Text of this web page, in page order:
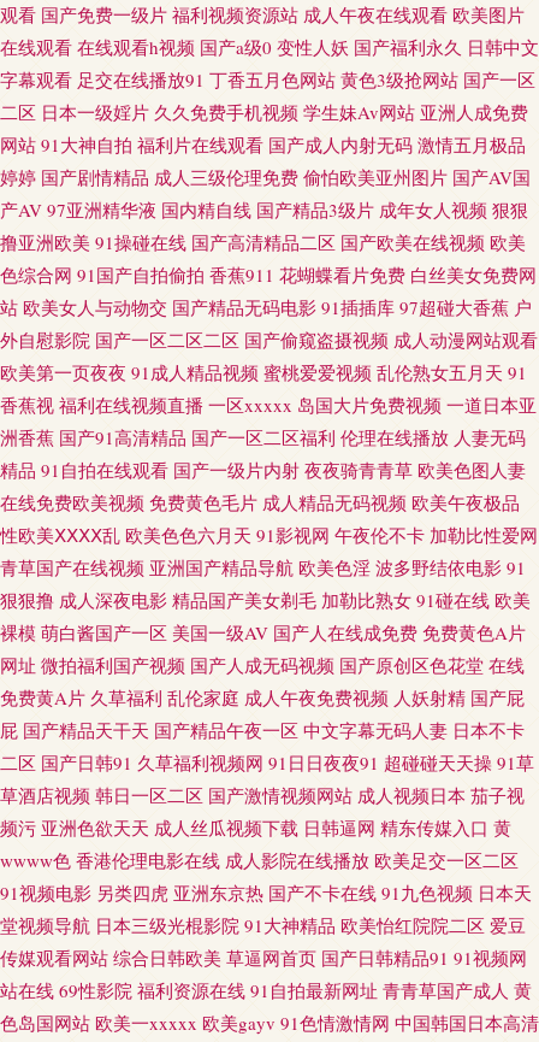
热天天草 www91极品 亚洲毛片网站 91九色熟女泻火 国产红杏导航 午夜激情
福利社 国产精品多乙 午夜色色Av AV在线久草 后入黑丝高跟美女 欧美性爱
快播 操操干干 日日夜夜欢毛片 福利视频合集 欧美在线电影群P 91九色拳交
午夜无码导航 91啦九色绿帽 九九精品九九国产 性爱色图日本午夜 操欧美B
黄色A片网址 色色干新网 91Va久久 青青青操网站 抖阴精品在线大全 深夜福
利网 91蜜桃吴梦梦 超碰人人按 久草老女合集在线 日韩超鹏在线 91视频免费
网址 超碰97人人网 激情婷婷网 欧美性爱午夜影院 日韩情爱网 91爱搞屄
wwwwww日本 男人天堂狠狠操 婷婷六月天电影 97人人人人人 豆花传媒91
狠狠淫97超碰 日韩三级av 91黄色网入口一 ts色av 福利社免费视频 黄色片之
午夜播放 日韩五码 一本道大香蕉伊人 国产人妖网站 人人妻人人视频 97成人
自拍 国产日韩一二三区 黄色A级做爱影视 麻豆性爱网 日本道a不卡 wwwcom
黄色 精品成人亚洲 日本天堂一区 性爱网导航 WWWWWW色 国产超91 狠狠
狠日狠狠日 国产精品啪啪啪 人人看人人摸 亚洲艹视频 www草莓 九一蜜桃视
频 微拍福利1区 91红杏 福利嫂导航 精东视频久久 女人天堂网 91国产精品操
笔 岛国视频在线关看 九一在線免費觀看 人妻玖玖 91人妻人人干 成人久久免
费 黄色性情网站 免费黄色影视 日韩高清色图 91干在线视频 www麻豆tv 国产
人妖伪娘 久久福利社 欧美孕妇性爱一区 影音先锋麻豆 黄污网站 男同GAY内
观看 国产免费一级片 福利视频资源站 成人午夜在线观看 欧美图片
在线观看 在线观看h视频 国产a级0 变性人妖 国产福利永久 日韩中文
字幕观看 足交在线播放91 丁香五月色网站 黄色3级抢网站 国产一区
二区 日本一级婬片 久久免费手机视频 学生妹Av网站 亚洲人成免费
网站 91大神自拍 福利片在线观看 国产成人内射无码 激情五月极品
婷婷 国产剧情精品 成人三级伦理免费 偷怕欧美亚州图片 国产AV国
产AV 97亚洲精华液 国内精自线 国产精品3级片 成年女人视频 狠狠
撸亚洲欧美 91操碰在线 国产高清精品二区 国产欧美在线视频 欧美
色综合网 91国产自拍偷拍 香蕉911 花蝴蝶看片免费 白丝美女免费网
站 欧美女人与动物交 国产精品无码电影 91插插库 97超碰大香蕉 户
外自慰影院 国产一区二区二区 国产偷窥盗摄视频 成人动漫网站观看
欧美第一页夜夜 91成人精品视频 蜜桃爱爱视频 乱伦熟女五月天 91
香蕉视 福利在线视频直播 一区xxxxx 岛国大片免费视频 一道日本亚
洲香蕉 国产91高清精品 国产一区二区福利 伦理在线播放 人妻无码
精品 91自拍在线观看 国产一级片内射 夜夜骑青青草 欧美色图人妻
在线免费欧美视频 免费黄色毛片 成人精品无码视频 欧美午夜极品
性欧美ⅩⅩⅩⅩ乱 欧美色色六月天 91影视网 午夜伦不卡 加勒比性爱网
青草国产在线视频 亚洲国产精品导航 欧美色淫 波多野结依电影 91
狠狠撸 成人深夜电影 精品国产美女剃毛 加勒比熟女 91碰在线 欧美
裸模 萌白酱国产一区 美国一级AV 国产人在线成免费 免费黄色A片
网址 微拍福利国产视频 国产人成无码视频 国产原创区色花堂 在线
免费黄A片 久草福利 乱伦家庭 成人午夜免费视频 人妖射精 国产屁
屁 国产精品天干天 国产精品午夜一区 中文字幕无码人妻 日本不卡
二区 国产日韩91 久草福利视频网 91日日夜夜91 超碰碰天天操 91草
草酒店视频 韩日一区二区 国产激情视频网站 成人视频日本 茄子视
频污 亚洲色欲天天 成人丝瓜视频下载 日韩逼网 精东传媒入口 黄
wwww色 香港伦理电影在线 成人影院在线播放 欧美足交一区二区
91视频电影 另类四虎 亚洲东京热 国产不卡在线 91九色视频 日本天
堂视频导航 日本三级光棍影院 91大神精品 欧美怡红院院二区 爱豆
传媒观看网站 综合日韩欧美 草逼网首页 国产日韩精品91 91视频网
站在线 69性影院 福利资源在线 91自拍最新网址 青青草国产成人 黄
色岛国网站 欧美一xxxxx 欧美gayv 91色情激情网 中国韩国日本高清